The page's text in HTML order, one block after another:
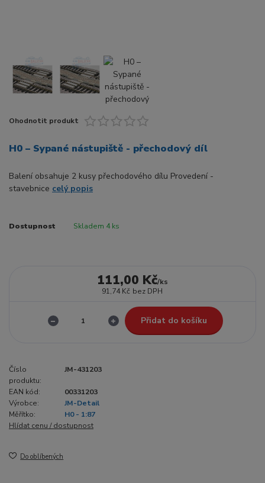
Ohodnotit produkt
H0 – Sypané nástupiště - přechodový díl
Balení obsahuje 2 kusy přechodového dílu Provedení -
stavebnice celý popis
Dostupnost Skladem 4 ks
111,00 Kč/ks
91,74 Kč bez DPH
Přidat do košíku
Číslo
produktu:
JM-431203
EAN kód:
00331203
Výrobce:
JM-Detail
Měřítko:
H0 - 1:87
Hlídat cenu / dostupnost
Do oblíbených